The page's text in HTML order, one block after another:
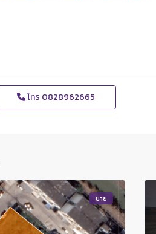
โทร 0828962665
ขาย